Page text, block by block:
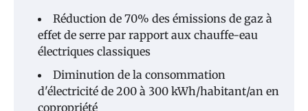
Réduction de 70% des émissions de gaz à
effet de serre par rapport aux chauffe-eau
électriques classiques
Diminution de la consommation
d'électricité de 200 à 300 kWh/habitant/an en
copropriété